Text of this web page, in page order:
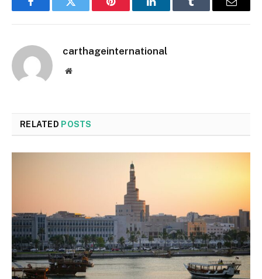
FacebookTwitter Pinterest LinkedInTumblr Email
carthageinternational
Website
RELATED POSTS